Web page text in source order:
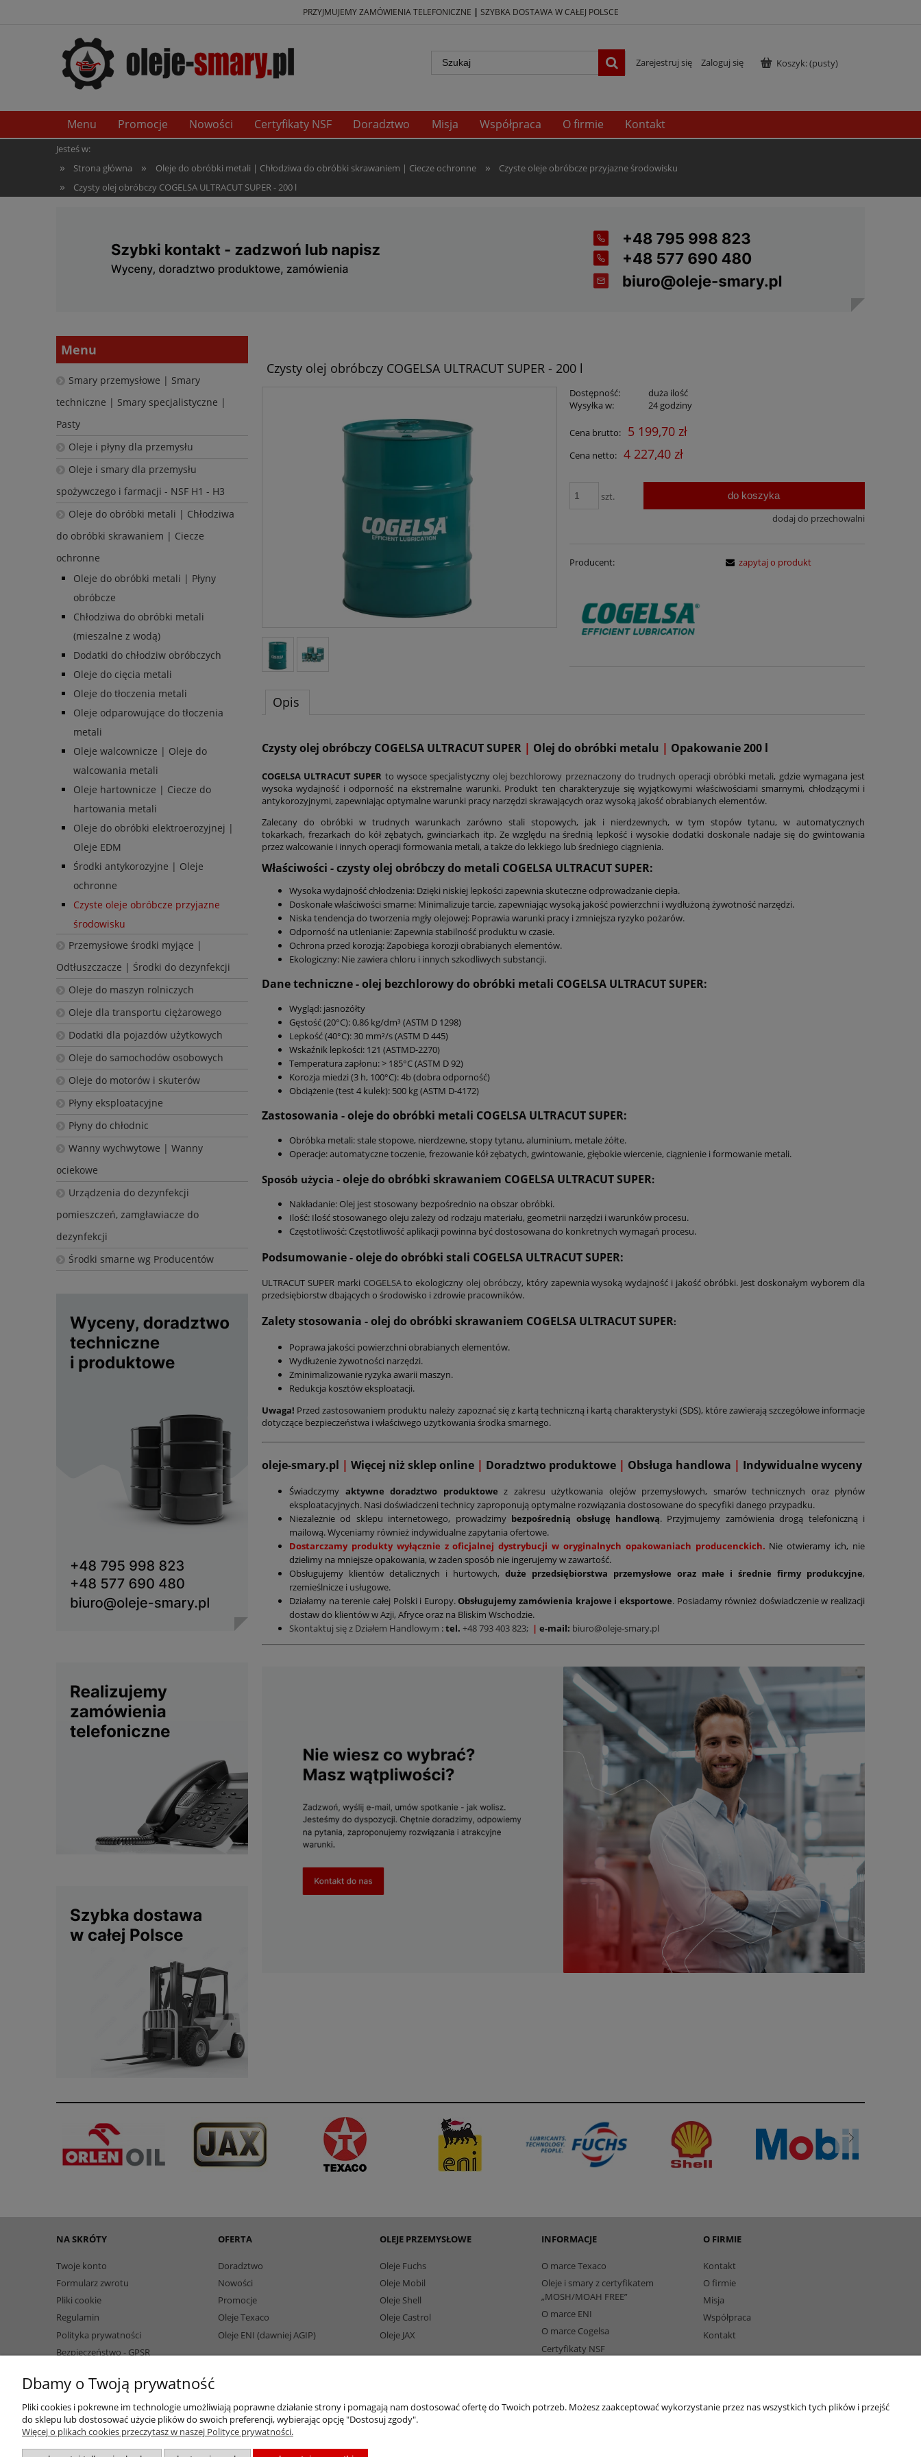
PRZYJMUJEMY ZAMÓWIENIA TELEFONICZNE | SZYBKA DOSTAWA W CAŁEJ POLSCE
Koszyk:(pusty)
Zarejestruj się Zaloguj się
Menu Promocje Nowości Certyfikaty NSF Doradztwo Misja Współpraca O firmie Kontakt
Jesteś w:
» Strona główna » Oleje do obróbki metali | Chłodziwa do obróbki skrawaniem | Ciecze ochronne » Czyste oleje obróbcze przyjazne środowisku
» Czysty olej obróbczy COGELSA ULTRACUT SUPER - 200 l
Menu
Smary przemysłowe | Smary
techniczne | Smary specjalistyczne |
Pasty
Oleje i płyny dla przemysłu
Oleje i smary dla przemysłu
spożywczego i farmacji - NSF H1 - H3
Oleje do obróbki metali | Chłodziwa
do obróbki skrawaniem | Ciecze
ochronne
Oleje do obróbki metali | Płyny
obróbcze
Chłodziwa do obróbki metali
(mieszalne z wodą)
Dodatki do chłodziw obróbczych
Oleje do cięcia metali
Oleje do tłoczenia metali
Oleje odparowujące do tłoczenia
metali
Oleje walcownicze | Oleje do
walcowania metali
Oleje hartownicze | Ciecze do
hartowania metali
Oleje do obróbki elektroerozyjnej |
Oleje EDM
Środki antykorozyjne | Oleje
ochronne
Czyste oleje obróbcze przyjazne
środowisku
Przemysłowe środki myjące |
Odtłuszczacze | Środki do dezynfekcji
Oleje do maszyn rolniczych
Oleje dla transportu ciężarowego
Dodatki dla pojazdów użytkowych
Oleje do samochodów osobowych
Oleje do motorów i skuterów
Płyny eksploatacyjne
Płyny do chłodnic
Wanny wychwytowe | Wanny
ociekowe
Urządzenia do dezynfekcji
pomieszczeń, zamgławiacze do
dezynfekcji
Środki smarne wg Producentów
Czysty olej obróbczy COGELSA ULTRACUT SUPER - 200 l
Dostępność:
duża ilość
Wysyłka w:
24 godziny
Cena brutto: 5 199,70 zł
Cena netto: 4 227,40 zł
szt. do koszyka
dodaj do przechowalni
Producent: zapytaj o produkt
Opis
Czysty olej obróbczy COGELSA ULTRACUT SUPER | Olej do obróbki metalu | Opakowanie 200 l
COGELSA ULTRACUT SUPER to wysoce specjalistycznyolej bezchlorowy przeznaczony do trudnych operacji obróbki metali, gdzie wymagana jest
wysoka wydajność i odporność na ekstremalne warunki. Produkt ten charakteryzuje się wyjątkowymi właściwościami smarnymi, chłodzącymi i
antykorozyjnymi, zapewniając optymalne warunki pracy narzędzi skrawających oraz wysoką jakość obrabianych elementów.
Zalecany do obróbki w trudnych warunkach zarówno stali stopowych, jak i nierdzewnych, w tym stopów tytanu, w automatycznych
tokarkach, frezarkach do kół zębatych, gwinciarkach itp. Ze względu na średnią lepkość i wysokie dodatki doskonale nadaje się do gwintowania
przez walcowanie i innych operacji formowania metali, a także do lekkiego lub średniego ciągnienia.
Właściwości - czysty olej obróbczy do metali COGELSA ULTRACUT SUPER:
Wysoka wydajność chłodzenia: Dzięki niskiej lepkości zapewnia skuteczne odprowadzanie ciepła.
Doskonałe właściwości smarne: Minimalizuje tarcie, zapewniając wysoką jakość powierzchni i wydłużoną żywotność narzędzi.
Niska tendencja do tworzenia mgły olejowej: Poprawia warunki pracy i zmniejsza ryzyko pożarów.
Odporność na utlenianie: Zapewnia stabilność produktu w czasie.
Ochrona przed korozją: Zapobiega korozji obrabianych elementów.
Ekologiczny: Nie zawiera chloru i innych szkodliwych substancji.
Dane techniczne - olej bezchlorowy do obróbki metali COGELSA ULTRACUT SUPER:
Wygląd: jasnożółty
Gęstość (20°C): 0,86 kg/dm³ (ASTM D 1298)
Lepkość (40°C): 30 mm²/s (ASTM D 445)
Wskaźnik lepkości: 121 (ASTMD-2270)
Temperatura zapłonu: > 185°C (ASTM D 92)
Korozja miedzi (3 h, 100°C): 4b (dobra odporność)
Obciążenie (test 4 kulek): 500 kg (ASTM D-4172)
Zastosowania - olejedo obróbki metali COGELSA ULTRACUT SUPER:
Obróbka metali: stale stopowe, nierdzewne, stopy tytanu, aluminium, metale żółte.
Operacje: automatyczne toczenie, frezowanie kół zębatych, gwintowanie, głębokie wiercenie, ciągnienie i formowanie metali.
Sposób użycia - olejedo obróbki skrawaniem COGELSA ULTRACUT SUPER:
Nakładanie: Olej jest stosowany bezpośrednio na obszar obróbki.
Ilość: Ilość stosowanego oleju zależy od rodzaju materiału, geometrii narzędzi i warunków procesu.
Częstotliwość: Częstotliwość aplikacji powinna być dostosowana do konkretnych wymagań procesu.
Podsumowanie- oleje do obróbki stali COGELSA ULTRACUT SUPER:
ULTRACUT SUPER marki COGELSAto ekologicznyolej obróbczy, który zapewnia wysoką wydajność i jakość obróbki. Jest doskonałym wyborem dla
przedsiębiorstw dbających o środowisko i zdrowie pracowników.
Zalety stosowania - olej do obróbki skrawaniem COGELSA ULTRACUT SUPER:
Poprawa jakości powierzchni obrabianych elementów.
Wydłużenie żywotności narzędzi.
Zminimalizowanie ryzyka awarii maszyn.
Redukcja kosztów eksploatacji.
Uwaga! Przed zastosowaniem produktu należy zapoznać się z kartą techniczną i kartą charakterystyki (SDS), które zawierają szczegółowe informacje
dotyczące bezpieczeństwa i właściwego użytkowania środka smarnego.
oleje-smary.pl | Więcej niż sklep online | Doradztwo produktowe | Obsługa handlowa | Indywidualne wyceny
Świadczymy aktywne doradztwo produktowe z zakresu użytkowania olejów przemysłowych, smarów technicznych oraz płynów
eksploatacyjnych. Nasi doświadczeni technicy zaproponują optymalne rozwiązania dostosowane do specyfiki danego przypadku.
Niezależnie od sklepu internetowego, prowadzimy bezpośrednią obsługę handlową. Przyjmujemy zamówienia drogą telefoniczną i
mailową. Wyceniamy również indywidualne zapytania ofertowe.
Dostarczamy produkty wyłącznie z oficjalnej dystrybucji w oryginalnych opakowaniach producenckich. Nie otwieramy ich, nie
dzielimy na mniejsze opakowania, w żaden sposób nie ingerujemy w zawartość.
Obsługujemy klientów detalicznych i hurtowych, duże przedsiębiorstwa przemysłowe oraz małe i średnie firmy produkcyjne,
rzemieślnicze i usługowe.
Działamy na terenie całej Polski i Europy.Obsługujemy zamówienia krajowe i eksportowe. Posiadamy również doświadczenie w realizacji
dostaw do klientów w Azji, Afryce oraz na Bliskim Wschodzie.
Skontaktuj się z Działem Handlowym :tel. +48 793 403 823; | e-mail: biuro@oleje-smary.pl
NA SKRÓTY
Twoje konto
Formularz zwrotu
Pliki cookie
Regulamin
Polityka prywatności
Bezpieczeństwo - GPSR
OFERTA
Doradztwo
Nowości
Promocje
Oleje Texaco
Oleje ENI (dawniej AGIP)
OLEJE PRZEMYSŁOWE
Oleje Fuchs
Oleje Mobil
Oleje Shell
Oleje Castrol
Oleje JAX
INFORMACJE
O marce Texaco
Oleje i smary z certyfikatem
„MOSH/MOAH FREE”
O marce ENI
O marce Cogelsa
Certyfikaty NSF
O FIRMIE
Kontakt
O firmie
Misja
Współpraca
Kontakt
Dbamy o Twoją prywatność
Pliki cookies i pokrewne im technologie umożliwiają poprawne działanie strony i pomagają nam dostosować ofertę do Twoich potrzeb. Możesz zaakceptować wykorzystanie przez nas wszystkich tych plików i przejść
do sklepu lub dostosować użycie plików do swoich preferencji, wybierając opcję "Dostosuj zgody".
Więcej o plikach cookies przeczytasz w naszej Polityce prywatności.